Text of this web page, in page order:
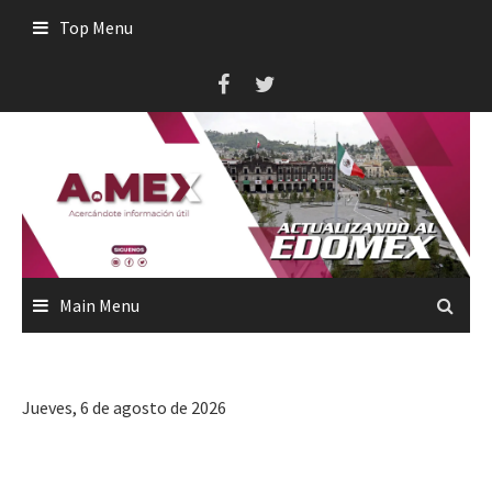
Top Menu
Main Menu
Jueves, 6 de agosto de 2026